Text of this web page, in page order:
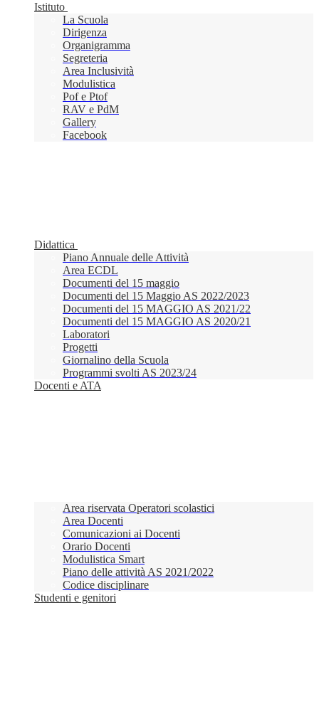
Istituto
La Scuola
Dirigenza
Organigramma
Segreteria
Area Inclusività
Modulistica
Pof e Ptof
RAV e PdM
Gallery
Facebook
Didattica
Piano Annuale delle Attività
Area ECDL
Documenti del 15 maggio
Documenti del 15 Maggio AS 2022/2023
Documenti del 15 MAGGIO AS 2021/22
Documenti del 15 MAGGIO AS 2020/21
Laboratori
Progetti
Giornalino della Scuola
Programmi svolti AS 2023/24
Docenti e ATA
Area riservata Operatori scolastici
Area Docenti
Comunicazioni ai Docenti
Orario Docenti
Modulistica Smart
Piano delle attività AS 2021/2022
Codice disciplinare
Studenti e genitori